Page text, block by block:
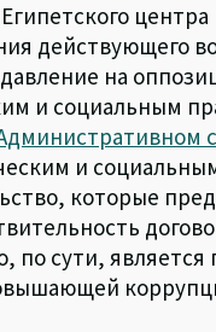
действующего
на
и социальным
и
которые
по сути, является